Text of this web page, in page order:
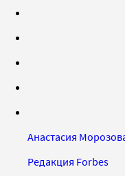
Анастасия
Редакция Forbes